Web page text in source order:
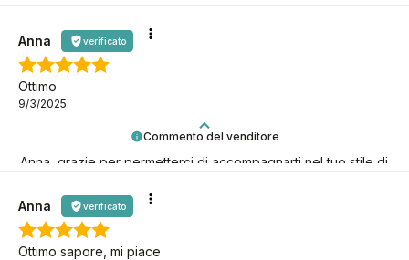
Commento del venditore
Anna, grazie per permetterci di accompagnarti nel tuo stile di
Anna verificato
Ottimo
9/3/2025
Anna verificato
Ottimo sapore, mi piace